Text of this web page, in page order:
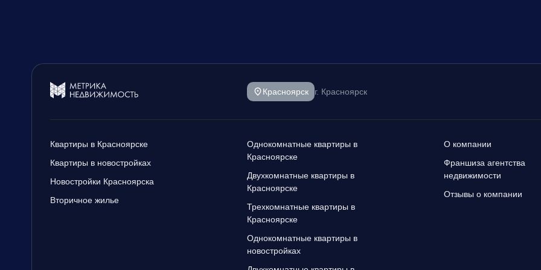
Красноярск г. Красноярск
Квартиры в Красноярске
Квартиры в новостройках
Новостройки Красноярска
Вторичное жилье
Однокомнатные квартиры в
Красноярске
Двухкомнатные квартиры в
Красноярске
Трехкомнатные квартиры в
Красноярске
Однокомнатные квартиры в
новостройках
О компании
Франшиза агентства
недвижимости
Отзывы о компании